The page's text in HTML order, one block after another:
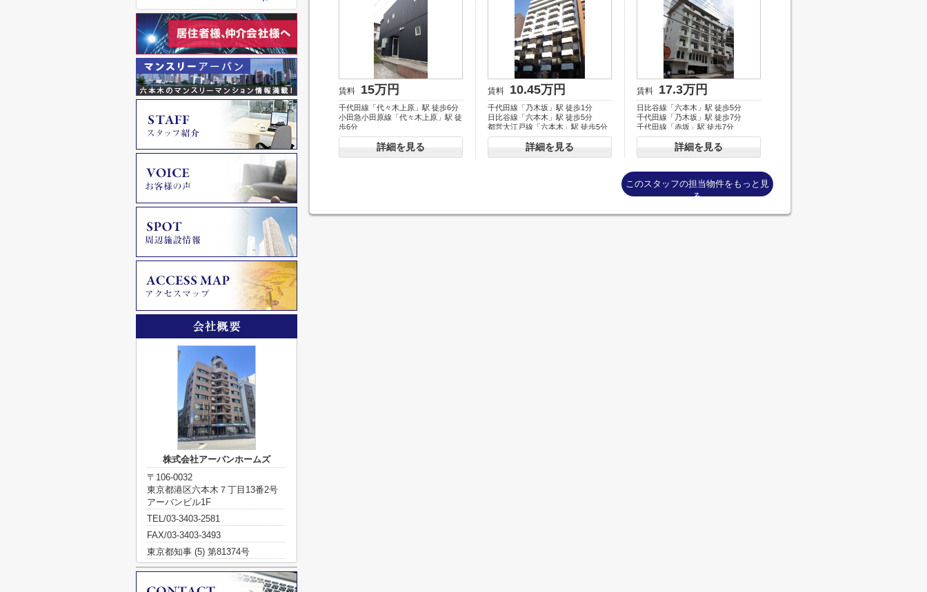
賃料 15万円
千代田線「代々木上原」駅 徒歩6分
小田急小田原線「代々木上原」駅 徒
歩6分
京王線「幡ヶ谷」駅 徒歩12分
詳細を見る
賃料 10.45万円
千代田線「乃木坂」駅 徒歩1分
日比谷線「六本木」駅 徒歩5分
都営大江戸線「六本木」駅 徒歩5分
詳細を見る
賃料 17.3万円
日比谷線「六本木」駅 徒歩5分
千代田線「乃木坂」駅 徒歩7分
千代田線「赤坂」駅 徒歩7分
詳細を見る
このスタッフの担当物件をもっと見
る
株式会社アーバンホームズ
〒106-0032
東京都港区六本木７丁目13番2号
アーバンビル1F
TEL/03-3403-2581
FAX/03-3403-3493
東京都知事 (5) 第81374号